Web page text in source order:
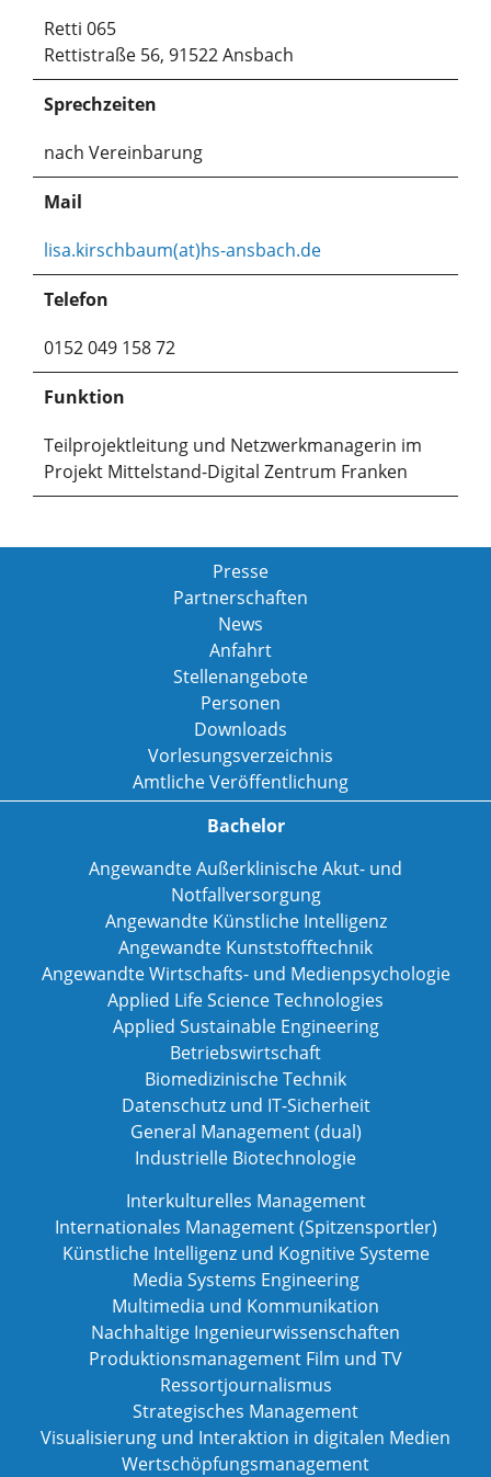
Retti 065
Rettistraße 56, 91522 Ansbach
Sprechzeiten
nach Vereinbarung
Mail
lisa.kirschbaum(at)hs-ansbach.de
Telefon
0152 049 158 72
Funktion
Teilprojektleitung und Netzwerkmanagerin im
Projekt Mittelstand-Digital Zentrum Franken
Presse
Partnerschaften
News
Anfahrt
Stellenangebote
Personen
Downloads
Vorlesungsverzeichnis
Amtliche Veröffentlichung
Bachelor
Angewandte Außerklinische Akut- und
Notfallversorgung
Angewandte Künstliche Intelligenz
Angewandte Kunststofftechnik
Angewandte Wirtschafts- und Medienpsychologie
Applied Life Science Technologies
Applied Sustainable Engineering
Betriebswirtschaft
Biomedizinische Technik
Datenschutz und IT-Sicherheit
General Management (dual)
Industrielle Biotechnologie
Interkulturelles Management
Internationales Management (Spitzensportler)
Künstliche Intelligenz und Kognitive Systeme
Media Systems Engineering
Multimedia und Kommunikation
Nachhaltige Ingenieurwissenschaften
Produktionsmanagement Film und TV
Ressortjournalismus
Strategisches Management
Visualisierung und Interaktion in digitalen Medien
Wertschöpfungsmanagement